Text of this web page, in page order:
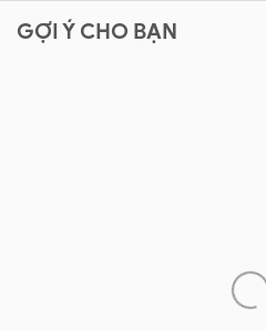
GỢI Ý CHO BẠN